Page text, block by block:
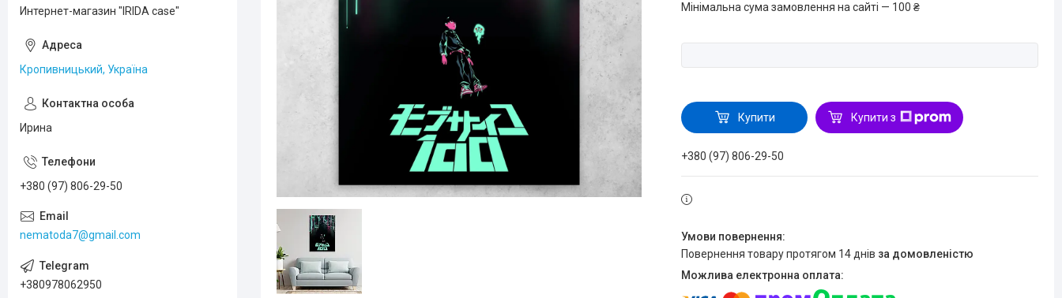
Мінімальна сума замовлення на сайті — 100 ₴
Купити Купити з
+380 (97) 806-29-50
повернення товару протягом 14 днів за домовленістю
Интернет-магазин "IRIDA case"
Кропивницький, Україна
Ирина
+380 (97) 806-29-50
nematoda7@gmail.com
+380978062950